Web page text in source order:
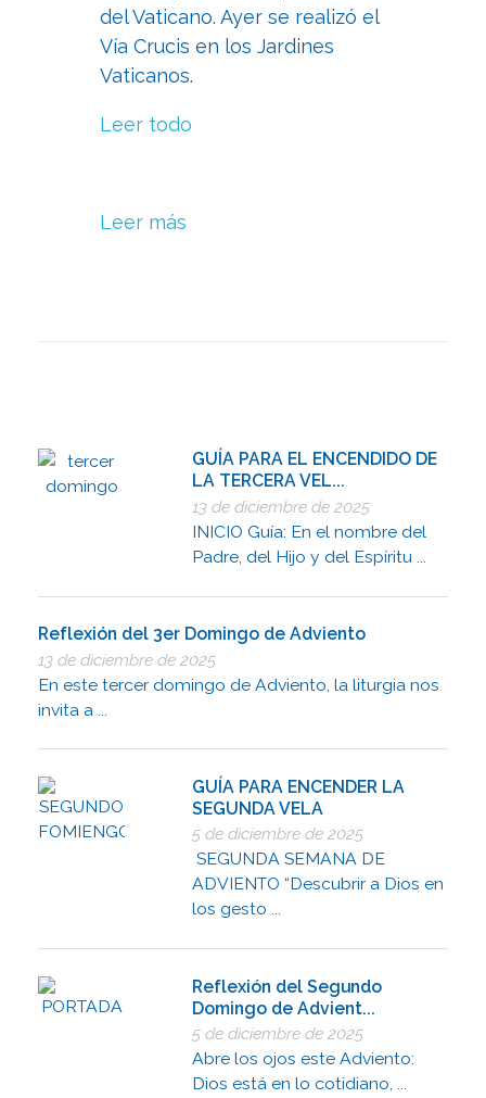
del Vaticano. Ayer se realizó el
Vía Crucis en los Jardines
Vaticanos.
Leer todo
Leer más
GUÍA PARA EL ENCENDIDO DE
LA TERCERA VEL...
13 de diciembre de 2025
INICIO Guía: En el nombre del
Padre, del Hijo y del Espíritu ...
Reflexión del 3er Domingo de Adviento
13 de diciembre de 2025
En este tercer domingo de Adviento, la liturgia nos
invita a ...
GUÍA PARA ENCENDER LA
SEGUNDA VELA
5 de diciembre de 2025
SEGUNDA SEMANA DE
ADVIENTO “Descubrir a Dios en
los gesto ...
Reflexión del Segundo
Domingo de Advient...
5 de diciembre de 2025
Abre los ojos este Adviento:
Dios está en lo cotidiano, ...